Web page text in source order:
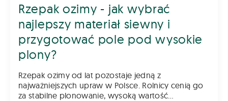
Rzepak ozimy - jak wybrać
najlepszy materiał siewny i
przygotować pole pod wysokie
plony?
Rzepak ozimy od lat pozostaje jedną z
najważniejszych upraw w Polsce. Rolnicy cenią go
za stabilne plonowanie, wysoką wartość